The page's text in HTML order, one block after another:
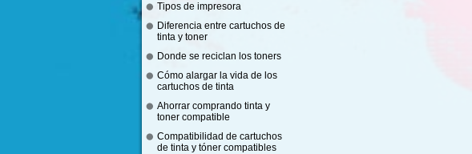
Tipos de impresora
Diferencia entre cartuchos de
tinta y toner
Donde se reciclan los toners
Cómo alargar la vida de los
cartuchos de tinta
Ahorrar comprando tinta y
toner compatible
Compatibilidad de cartuchos
de tinta y tóner compatibles